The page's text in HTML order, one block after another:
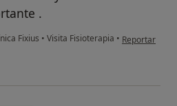
.
Fixius • Visita Fisioterapia • en opinión
Reportar